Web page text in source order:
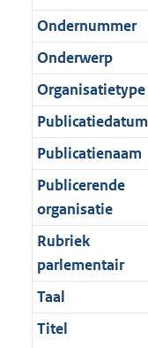
Ondernummer
Onderwerp
Organisatietype
Publicatiedatum
Publicatienaam
Publicerende
organisatie
Rubriek
parlementair
Taal
Titel